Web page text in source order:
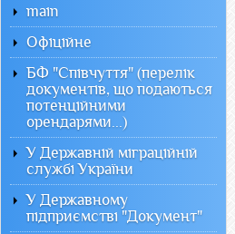
main
Офiцiйне
БФ "Співчуття" (перелік
документів, що подаються
потенційними
орендарями...)
У Державній міграційній
службі України
У Державному
підприємстві "Документ"